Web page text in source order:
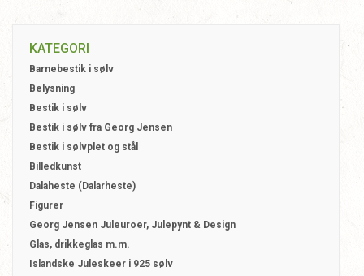
KATEGORI
Barnebestik i sølv
Belysning
Bestik i sølv
Bestik i sølv fra Georg Jensen
Bestik i sølvplet og stål
Billedkunst
Dalaheste (Dalarheste)
Figurer
Georg Jensen Juleuroer, Julepynt & Design
Glas, drikkeglas m.m.
Islandske Juleskeer i 925 sølv